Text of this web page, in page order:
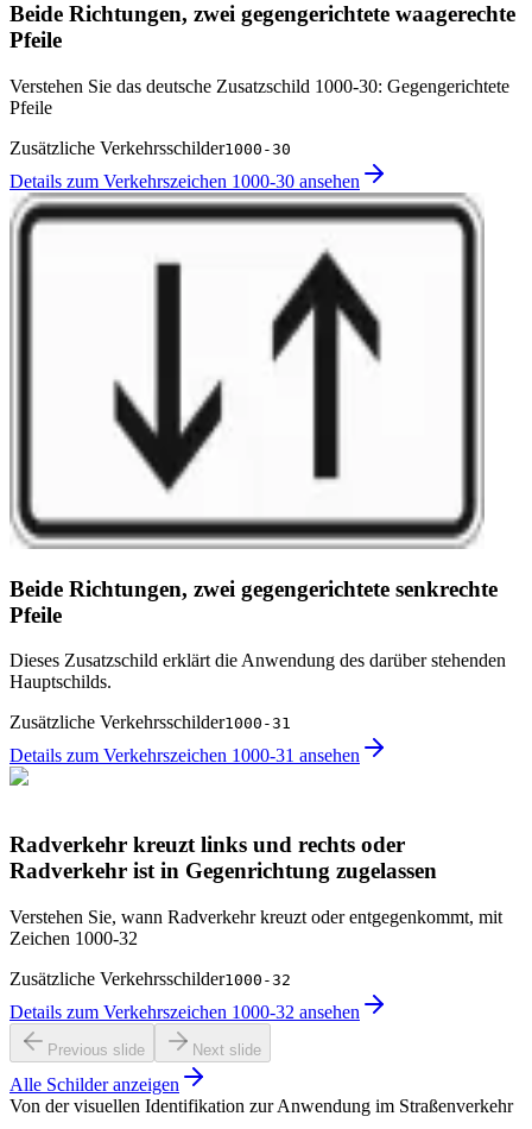
Beide Richtungen, zwei gegengerichtete waagerechte
Pfeile
Verstehen Sie das deutsche Zusatzschild 1000-30: Gegengerichtete
Pfeile
Zusätzliche Verkehrsschilder1000-30
Details zum Verkehrszeichen 1000-30 ansehen
Beide Richtungen, zwei gegengerichtete senkrechte
Pfeile
Dieses Zusatzschild erklärt die Anwendung des darüber stehenden
Hauptschilds.
Zusätzliche Verkehrsschilder1000-31
Details zum Verkehrszeichen 1000-31 ansehen
Radverkehr kreuzt links und rechts oder
Radverkehr ist in Gegenrichtung zugelassen
Verstehen Sie, wann Radverkehr kreuzt oder entgegenkommt, mit
Zeichen 1000-32
Zusätzliche Verkehrsschilder1000-32
Details zum Verkehrszeichen 1000-32 ansehen
Previous slide Next slide
Alle Schilder anzeigen
Von der visuellen Identifikation zur Anwendung im Straßenverkehr